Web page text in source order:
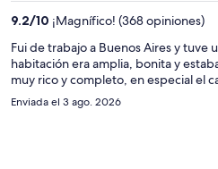
9.2/10 ¡Magnífico! (368 opiniones)
Fui de trabajo a Buenos Aires y tuve
habitación era amplia, bonita y
muy rico y completo, en especial el
personal destacó por su amabilidad
¡Krista Boutique Hotel es un lugar
Enviada el 3 ago. 2026